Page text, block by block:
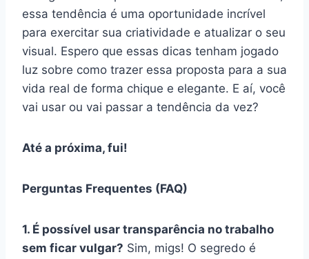
essa tendência é uma oportunidade incrível
para exercitar sua criatividade e atualizar o seu
visual. Espero que essas dicas tenham jogado
luz sobre como trazer essa proposta para a sua
vida real de forma chique e elegante. E aí, você
vai usar ou vai passar a tendência da vez?
Até a próxima, fui!
Perguntas Frequentes (FAQ)
1. É possível usar transparência no trabalho
sem ficar vulgar? Sim, migs! O segredo é